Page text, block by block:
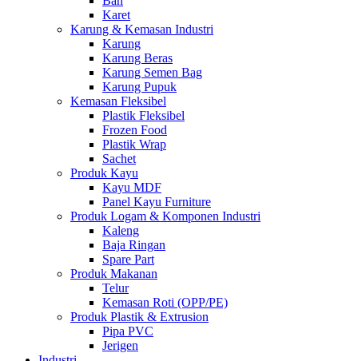
Karet
Karung & Kemasan Industri
Karung
Karung Beras
Karung Semen Bag
Karung Pupuk
Kemasan Fleksibel
Plastik Fleksibel
Frozen Food
Plastik Wrap
Sachet
Produk Kayu
Kayu MDF
Panel Kayu Furniture
Produk Logam & Komponen Industri
Kaleng
Baja Ringan
Spare Part
Produk Makanan
Telur
Kemasan Roti (OPP/PE)
Produk Plastik & Extrusion
Pipa PVC
Jerigen